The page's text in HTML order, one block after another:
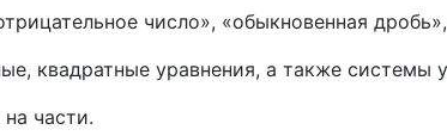
число», «обыкновенная
квадратные уравнения, а также системы
части.